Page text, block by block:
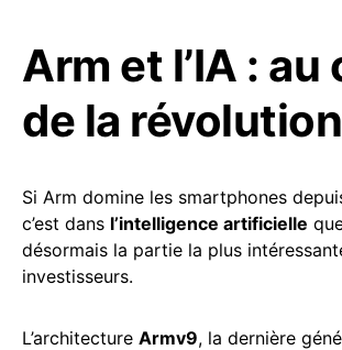
Arm et l’IA :
de la révolution
Si Arm domine les smartphones
c’est dans l’intelligence artificielle
désormais la partie la plus
investisseurs.
L’architecture Armv9, la dernière